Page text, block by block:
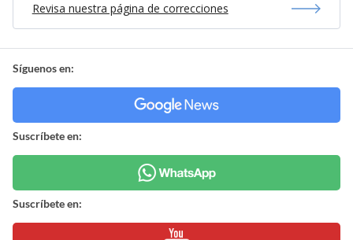
Revisa nuestra página de correcciones
Síguenos en:
Suscríbete en:
Suscríbete en: